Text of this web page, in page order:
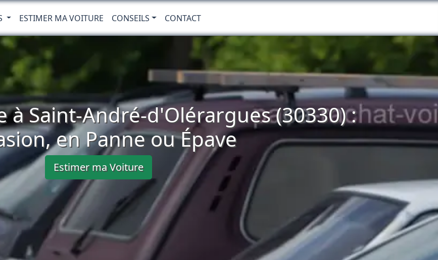
ESTIMER MA VOITURE CONSEILS CONTACT
à Saint-André-d'Olérargues (30330) :
en Panne ou Épave
Estimer ma Voiture